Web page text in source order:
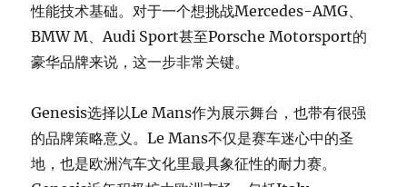
性能技术基础。对于一个想挑战Mercedes-AMG、
BMW M、Audi Sport甚至Porsche Motorsport的
豪华品牌来说，这一步非常关键。
Genesis选择以Le Mans作为展示舞台，也带有很强
的品牌策略意义。Le Mans不仅是赛车迷心中的圣
地，也是欧洲汽车文化里最具象征性的耐力赛。